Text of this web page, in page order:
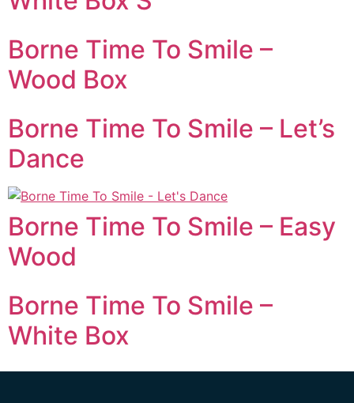
Borne Time To Smile –
Wood Box
Borne Time To Smile – Let’s
Dance
Borne Time To Smile – Easy
Wood
Borne Time To Smile –
White Box